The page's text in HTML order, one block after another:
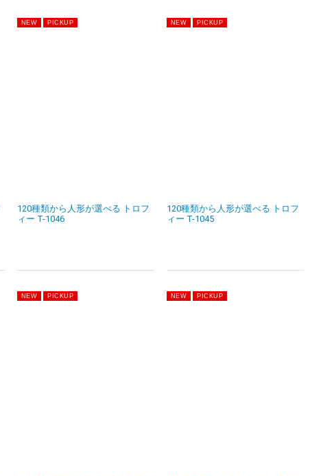
120種類から人形が選べる トロフ
ィー T-1046
120種類から人形が選べる トロフ
ィー T-1045